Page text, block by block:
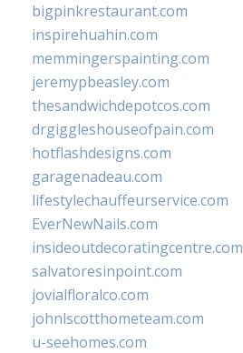
bigpinkrestaurant.com
inspirehuahin.com
memmingerspainting.com
jeremypbeasley.com
thesandwichdepotcos.com
drgiggleshouseofpain.com
hotflashdesigns.com
garagenadeau.com
lifestylechauffeurservice.com
EverNewNails.com
insideoutdecoratingcentre.com
salvatoresinpoint.com
jovialfloralco.com
johnlscotthometeam.com
u-seehomes.com